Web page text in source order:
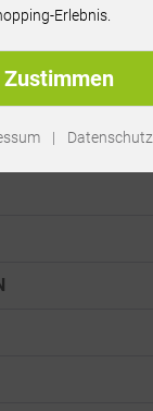
SSL,PayPal
Erlebnis.
Zustimmen
| Datenschutz